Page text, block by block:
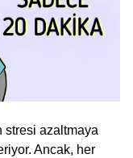
stresi azaltmaya
Ancak, her